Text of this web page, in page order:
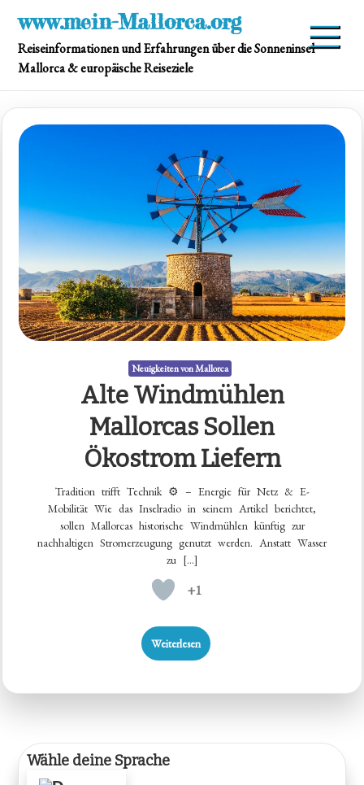
content
www.mein-Mallorca.org
Reiseinformationen und Erfahrungen über die Sonneninsel
Mallorca & europäische Reiseziele
Neuigkeiten von Mallorca
Alte Windmühlen
Mallorcas Sollen
Ökostrom Liefern
Tradition trifft Technik ⚙️ – Energie für Netz & E-
Mobilität Wie das Inselradio in seinem Artikel berichtet,
sollen Mallorcas historische Windmühlen künftig zur
nachhaltigen Stromerzeugung genutzt werden. Anstatt Wasser
zu […]
+1
Weiterlesen
Wähle deine Sprache